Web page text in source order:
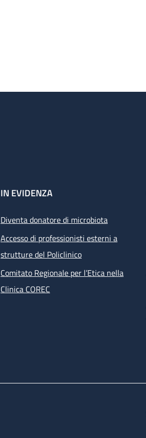
IN EVIDENZA
Diventa donatore di microbiota
Accesso di professionisti esterni a
strutture del Policlinico
Comitato Regionale per l’Etica nella
Clinica COREC